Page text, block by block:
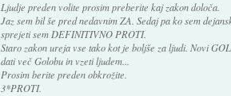
Ljudje preden volite prosim preberite kaj zakon določa.
Jaz sem bil še pred nedavnim ZA. Sedaj pa ko sem
sprejeti sem DEFINITIVNO PROTI.
Staro zakon ureja vse tako kot je boljše za ljudi. Novi
dati več Golobu in vzeti ljudem...
Prosim berite preden obkrožite.
3*PROTI.